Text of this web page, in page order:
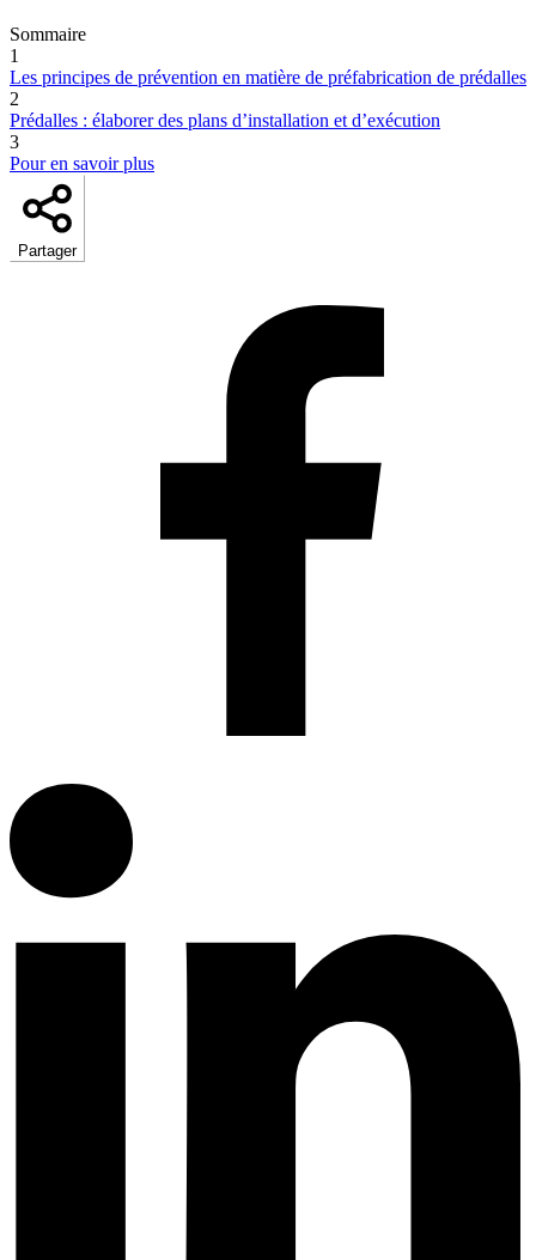
Sommaire
1
Les principes de prévention en matière de préfabrication de prédalles
2
Prédalles : élaborer des plans d’installation et d’exécution
3
Pour en savoir plus
Partager